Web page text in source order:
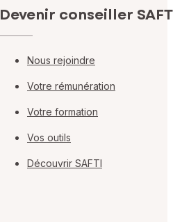
Devenir conseiller
Nous rejoindre
Votre rémunération
Votre formation
Vos outils
Découvrir SAFTI